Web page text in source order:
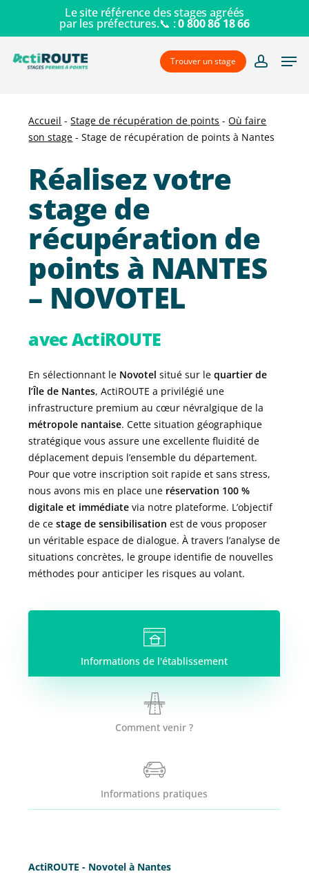
main
content
Le site référence des stages agréés
par les préfectures.📞 :0 800 86 18 66
Trouver un stage
account
Accueil -Stage de récupération de points -Où faire
son stage -Stage de récupération de points à Nantes
Réalisez votre
stage de
récupération de
points à NANTES
– NOVOTEL
avec ActiROUTE
En sélectionnant le Novotel situé sur lequartier de
l’Île de Nantes, ActiROUTE a privilégié une
infrastructure premium au cœur névralgique de la
métropole nantaise. Cette situation géographique
stratégique vous assure une excellente fluidité de
déplacement depuis l’ensemble du département.
Pour que votre inscription soit rapide et sans stress,
nous avons mis en place une réservation 100 %
digitale et immédiate via notre plateforme. L’objectif
de cestage de sensibilisation est de vous proposer
un véritable espace de dialogue. À travers l’analyse de
situations concrètes, le groupe identifie de nouvelles
méthodes pour anticiper les risques au volant.
Informations de l'établissement
Comment venir ?
Informations pratiques
ActiROUTE - Novotel à Nantes